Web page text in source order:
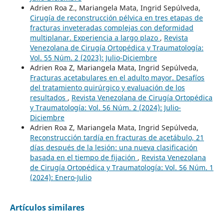
Adrien Roa Z., Mariangela Mata, Ingrid Sepúlveda,
Cirugía de reconstrucción pélvica en tres etapas de
fracturas inveteradas complejas con deformidad
multiplanar. Experiencia a largo plazo , Revista
Venezolana de Cirugía Ortopédica y Traumatología:
Vol. 55 Núm. 2 (2023): Julio-Diciembre
Adrien Roa Z, Mariangela Mata, Ingrid Sepúlveda,
Fracturas acetabulares en el adulto mayor. Desafíos
del tratamiento quirúrgico y evaluación de los
resultados , Revista Venezolana de Cirugía Ortopédica
y Traumatología: Vol. 56 Núm. 2 (2024): Julio-
Diciembre
Adrien Roa Z, Mariangela Mata, Ingrid Sepúlveda,
Reconstrucción tardía en fracturas de acetábulo, 21
días después de la lesión: una nueva clasificación
basada en el tiempo de fijación , Revista Venezolana
de Cirugía Ortopédica y Traumatología: Vol. 56 Núm. 1
(2024): Enero-Julio
Artículos similares